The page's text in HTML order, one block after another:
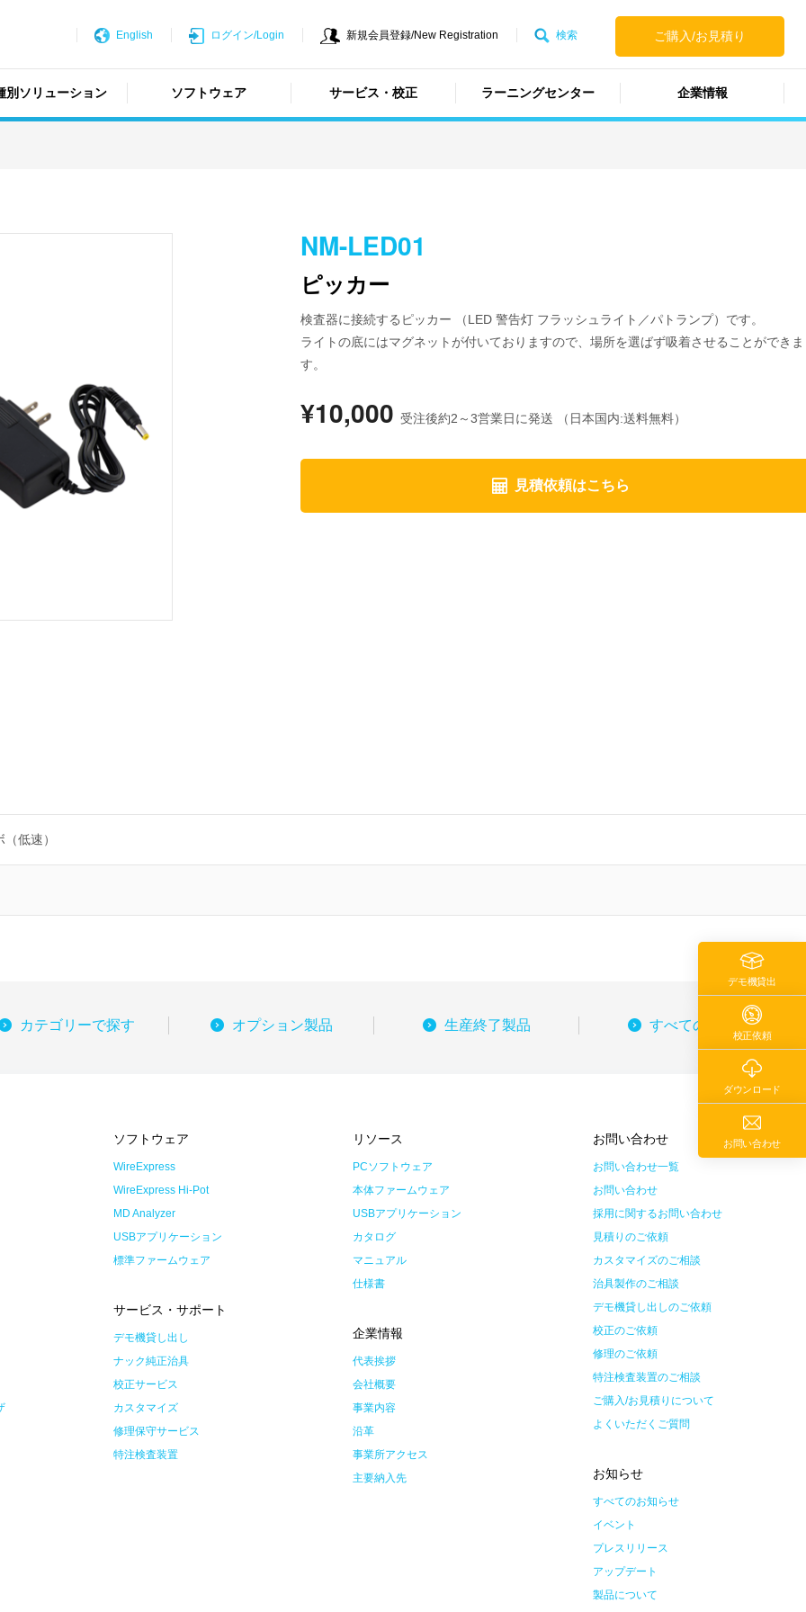
別ソリューション ソフトウェア サービス・校正 ラーニングセンター 企業情報
ご購入/お見積り
English ログイン/Login 新規会員登録/New Registration 検索
NM-LED01
ピッカー
検査器に接続するピッカー （LED 警告灯 フラッシュライト／パトランプ）です。
ライトの底にはマグネットが付いておりますので、場所を選ばず吸着させることができま
す。
¥10,000 受注後約2～3営業日に発送 （日本国内:送料無料）
見積依頼はこちら
低速）
カテゴリーで探す オプション製品 生産終了製品 すべての製品
ソフトウェア
WireExpress
WireExpress Hi-Pot
MD Analyzer
USBアプリケーション
標準ファームウェア
サービス・サポート
デモ機貸し出し
ナック純正治具
校正サービス
カスタマイズ
修理保守サービス
特注検査装置
リソース
PCソフトウェア
本体ファームウェア
USBアプリケーション
カタログ
マニュアル
仕様書
企業情報
代表挨拶
会社概要
事業内容
沿革
事業所アクセス
主要納入先
お問い合わせ
お問い合わせ一覧
お問い合わせ
採用に関するお問い合わせ
見積りのご依頼
カスタマイズのご相談
治具製作のご相談
デモ機貸し出しのご依頼
校正のご依頼
修理のご依頼
特注検査装置のご相談
ご購入/お見積りについて
よくいただくご質問
お知らせ
すべてのお知らせ
イベント
プレスリリース
アップデート
製品について
デモ機貸出
校正依頼
ダウンロード
お問い合わせ